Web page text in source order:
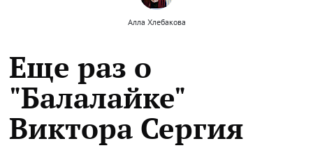
Алла Хлебакова
Еще раз о
"Балалайке"
Виктора Сергия